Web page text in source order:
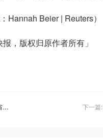
Hannah Beier | Reuters）
，版权归原作者所有」
下一篇: